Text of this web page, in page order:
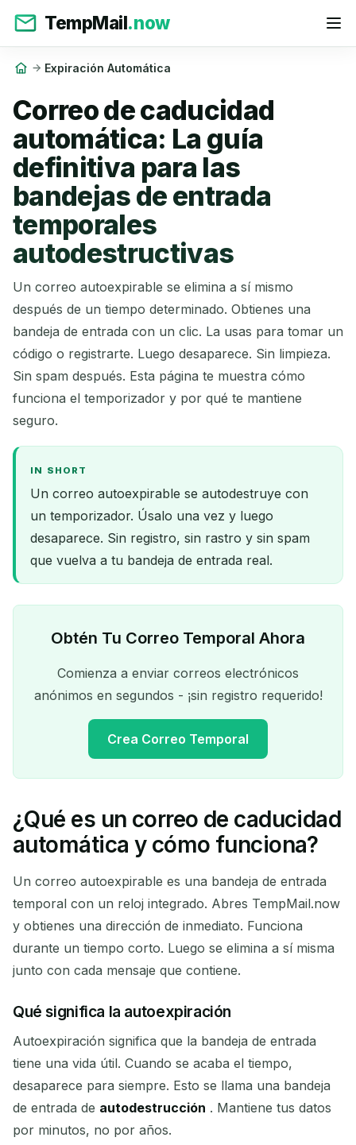
TempMail.now
Expiración Automática
Correo de caducidad
automática: La guía
definitiva para las
bandejas de entrada
temporales
autodestructivas
Un correo autoexpirable se elimina a sí mismo
después de un tiempo determinado. Obtienes una
bandeja de entrada con un clic. La usas para tomar un
código o registrarte. Luego desaparece. Sin limpieza.
Sin spam después. Esta página te muestra cómo
funciona el temporizador y por qué te mantiene
seguro.
IN SHORT
Un correo autoexpirable se autodestruye con
un temporizador. Úsalo una vez y luego
desaparece. Sin registro, sin rastro y sin spam
que vuelva a tu bandeja de entrada real.
Obtén Tu Correo Temporal Ahora
Comienza a enviar correos electrónicos
anónimos en segundos - ¡sin registro requerido!
Crea Correo Temporal
Tu dirección de correo
temporal:
Copiar QR
Eliminar seleccionados Cambiar correo
Actualizar
Próxima actualización en
¿Qué es un correo de caducidad
automática y cómo funciona?
Un correo autoexpirable es una bandeja de entrada
temporal con un reloj integrado. Abres TempMail.now
y obtienes una dirección de inmediato. Funciona
durante un tiempo corto. Luego se elimina a sí misma
junto con cada mensaje que contiene.
Qué significa la autoexpiración
Autoexpiración significa que la bandeja de entrada
tiene una vida útil. Cuando se acaba el tiempo,
desaparece para siempre. Esto se llama una bandeja
de entrada de autodestrucción . Mantiene tus datos
por minutos, no por años.